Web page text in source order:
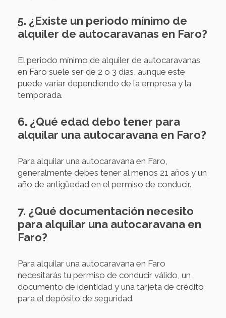
5. ¿Existe un periodo mínimo de
alquiler de autocaravanas en Faro?
El periodo mínimo de alquiler de autocaravanas
en Faro suele ser de 2 o 3 días, aunque este
puede variar dependiendo de la empresa y la
temporada.
6. ¿Qué edad debo tener para
alquilar una autocaravana en Faro?
Para alquilar una autocaravana en Faro,
generalmente debes tener al menos 21 años y un
año de antigüedad en el permiso de conducir.
7. ¿Qué documentación necesito
para alquilar una autocaravana en
Faro?
Para alquilar una autocaravana en Faro
necesitarás tu permiso de conducir válido, un
documento de identidad y una tarjeta de crédito
para el depósito de seguridad.